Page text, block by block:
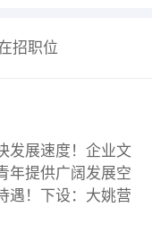
招职位
发展速度！企业文
年提供广阔发展空
遇！下设：大姚营